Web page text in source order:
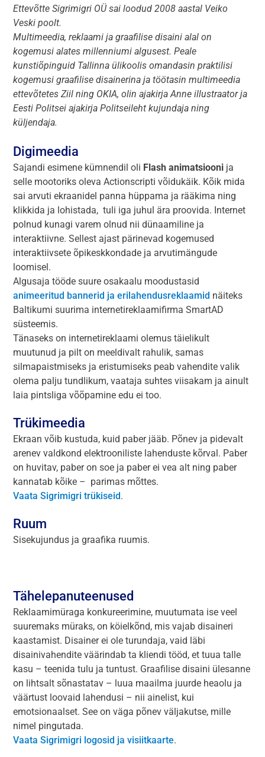
Ettevõtte Sigrimigri OÜ sai loodud 2008 aastal Veiko
Veski poolt.
Multimeedia, reklaami ja graafilise disaini alal on
kogemusi alates millenniumi algusest. Peale
kunstiõpinguid Tallinna ülikoolis omandasin praktilisi
kogemusi graafilise disainerina ja töötasin multimeedia
ettevõtetes Ziil ning OKIA, olin ajakirja Anne illustraator ja
Eesti Politsei ajakirja Politseileht kujundaja ning
küljendaja.
Digimeedia
Sajandi esimene kümnendil oli Flash animatsiooni ja
selle mootoriks oleva Actionscripti võidukäik. Kõik mida
sai arvuti ekraanidel panna hüppama ja rääkima ning
klikkida ja lohistada, tuli iga juhul ära proovida. Internet
polnud kunagi varem olnud nii dünaamiline ja
interaktiivne. Sellest ajast pärinevad kogemused
interaktiivsete õpikeskkondade ja arvutimängude
loomisel.
Algusaja tööde suure osakaalu moodustasid
animeeritud bannerid ja erilahendusreklaamid näiteks
Baltikumi suurima internetireklaamifirma SmartAD
süsteemis.
Tänaseks on internetireklaami olemus täielikult
muutunud ja pilt on meeldivalt rahulik, samas
silmapaistmiseks ja eristumiseks peab vahendite valik
olema palju tundlikum, vaataja suhtes viisakam ja ainult
laia pintsliga võõpamine edu ei too.
Trükimeedia
Ekraan võib kustuda, kuid paber jääb. Põnev ja pidevalt
arenev valdkond elektrooniliste lahenduste kõrval. Paber
on huvitav, paber on soe ja paber ei vea alt ning paber
kannatab kõike – parimas mõttes.
Vaata Sigrimigri trükiseid.
Ruum
Sisekujundus ja graafika ruumis.
Tähelepanuteenused
Reklaamimüraga konkureerimine, muutumata ise veel
suuremaks müraks, on köielkõnd, mis vajab disaineri
kaastamist. Disainer ei ole turundaja, vaid läbi
disainivahendite väärindab ta kliendi tööd, et tuua talle
kasu – teenida tulu ja tuntust. Graafilise disaini ülesanne
on lihtsalt sõnastatav – luua maailma juurde heaolu ja
väärtust loovaid lahendusi – nii ainelist, kui
emotsionaalset. See on väga põnev väljakutse, mille
nimel pingutada.
Vaata Sigrimigri logosid ja visiitkaarte.